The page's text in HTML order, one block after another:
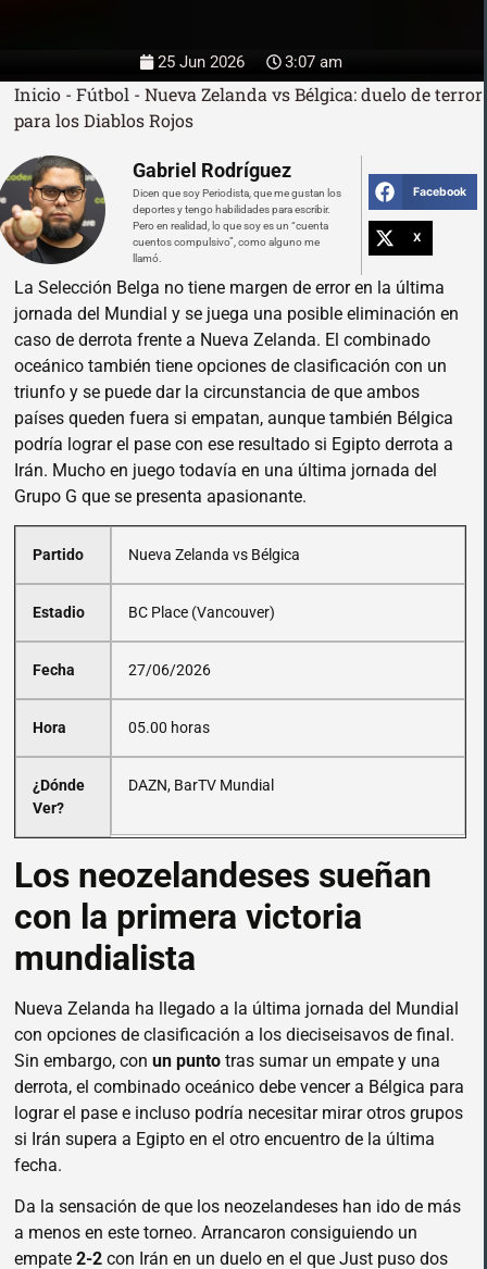
25 Jun 2026 3:07 am
Inicio - Fútbol - Nueva Zelanda vs Bélgica: duelo de terror
para los Diablos Rojos
Gabriel Rodríguez
Dicen que soy Periodista, que me gustan los
deportes y tengo habilidades para escribir.
Pero en realidad, lo que soy es un “cuenta
cuentos compulsivo”, como alguno me
llamó.
Facebook
X
La Selección Belga no tiene margen de error en la última
jornada del Mundial y se juega una posible eliminación en
caso de derrota frente a Nueva Zelanda. El combinado
oceánico también tiene opciones de clasificación con un
triunfo y se puede dar la circunstancia de que ambos
países queden fuera si empatan, aunque también Bélgica
podría lograr el pase con ese resultado si Egipto derrota a
Irán. Mucho en juego todavía en una última jornada del
Grupo G que se presenta apasionante.
Partido
Estadio
Fecha
Hora
¿Dónde
Ver?
Nueva Zelanda vs Bélgica
BC Place (Vancouver)
27/06/2026
05.00 horas
DAZN, BarTV Mundial
Los neozelandeses sueñan
con la primera victoria
mundialista
Nueva Zelanda ha llegado a la última jornada del Mundial
con opciones de clasificación a los dieciseisavos de final.
Sin embargo, con un punto tras sumar un empate y una
derrota, el combinado oceánico debe vencer a Bélgica para
lograr el pase e incluso podría necesitar mirar otros grupos
si Irán supera a Egipto en el otro encuentro de la última
fecha.
Da la sensación de que los neozelandeses han ido de más
a menos en este torneo. Arrancaron consiguiendo un
empate 2-2 con Irán en un duelo en el que Just puso dos